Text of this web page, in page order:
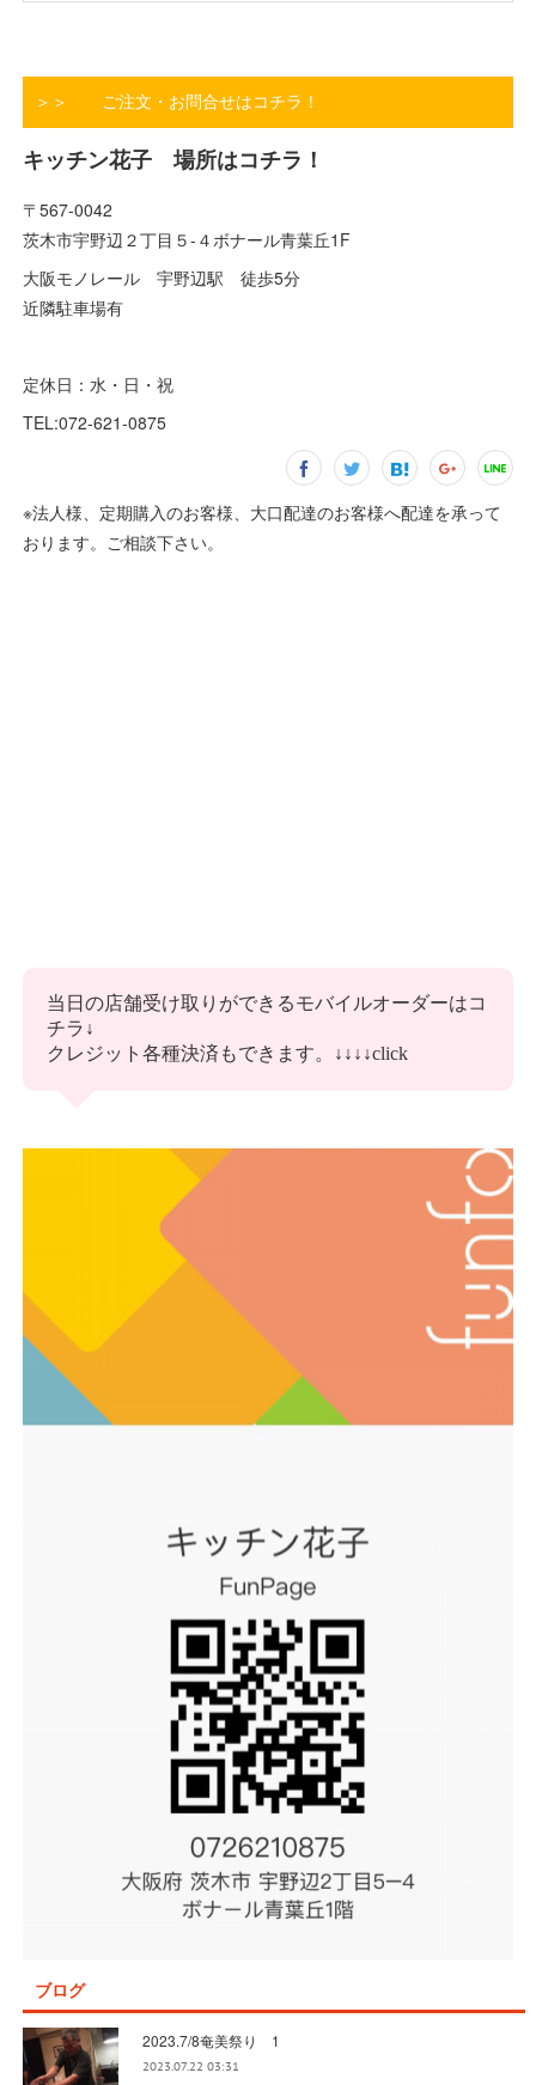
＞＞ ご注文・お問合せはコチラ！
キッチン花子 場所はコチラ！
〒567-0042
茨木市宇野辺２丁目５-４ボナール青葉丘1F
大阪モノレール 宇野辺駅 徒歩5分
近隣駐車場有
定休日：水・日・祝
TEL:072-621-0875
※法人様、定期購入のお客様、大口配達のお客様へ配達を承って
おります。ご相談下さい。
ブログ
2023.7/8奄美祭り 1
2023.07.22 03:31